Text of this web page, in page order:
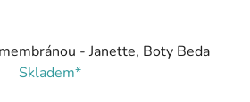
- Janette, Boty Beda
Skladem*